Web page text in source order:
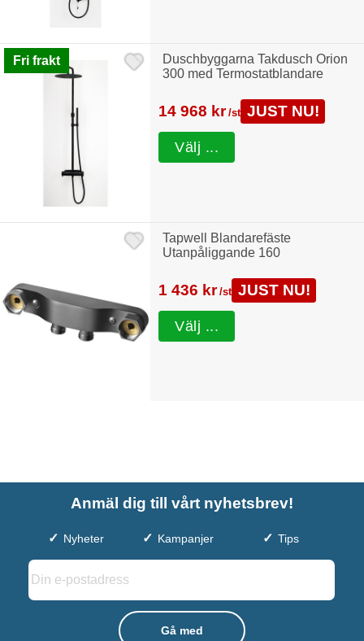
Fri frakt
Duschbyggarna Takdusch Orion
300 med Termostatblandare
14 968 kr /st JUST NU!
Välj ...
Tapwell Blandarefäste
Utanpåliggande 160
1 436 kr /st JUST NU!
Välj ...
Anmäl dig till vårt nyhetsbrev!
Nyheter Kampanjer Tips